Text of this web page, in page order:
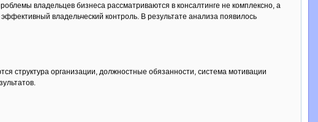
владельцев бизнеса рассматриваются в консалтинге не комплексно, а
владельческий контроль. В результате анализа появилось
структура организации, должностные обязанности, система мотивации